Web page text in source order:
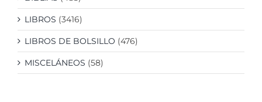
LIBROS (3416)
LIBROS DE BOLSILLO (476)
MISCELÁNEOS (58)